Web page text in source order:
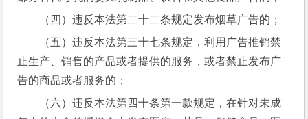
（四）违反本法第二十二条规定发布烟草广告的；
（五）违反本法第三十七条规定，利用广告推销禁
止生产、销售的产品或者提供的服务，或者禁止发布广
告的商品或者服务的；
（六）违反本法第四十条第一款规定，在针对未成